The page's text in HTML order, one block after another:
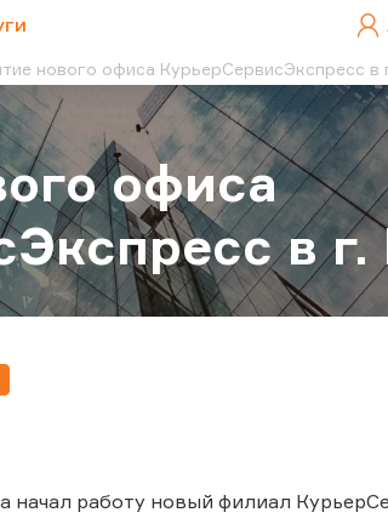
нового офиса КурьерСервисЭкспресс в
офиса
в
начал работу новый филиал